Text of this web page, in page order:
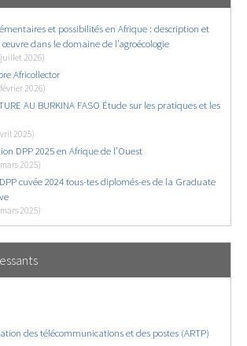
et possibilités en Afrique : description et
dans le domaine de l’agroécologie
2026)
Africollector
2026)
AU BURKINA FASO Étude sur les pratiques et les
2025)
DPP 2025 en Afrique de l’Ouest
2025)
cuvée 2024 tous-tes diplomés-es de la Graduate
2025)
des télécommunications et des postes (ARTP)